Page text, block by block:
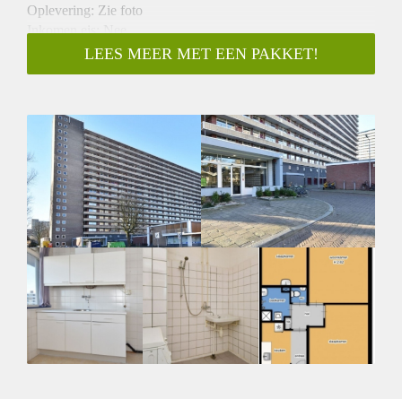
Oplevering: Zie foto
Inkomen eis: Nee
Garantiestelling mogelijk: Nee
Borg: 1 Maand
Huisdieren toegestaan: Afhankelijk van de Eigenaar
Huurtoeslag grens: Ja
Geschikt voor studenten: Afhankelijk van de Eigenaar
LEES MEER MET EEN PAKKET!